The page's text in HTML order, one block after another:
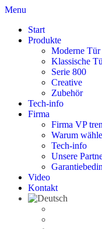
Menu
Start
Produkte
Moderne Tür
Klassische
Serie 800
Creative
Zubehör
Tech-info
Firma
Firma VP
Warum
Tech-info
Unsere
Video
Kontakt